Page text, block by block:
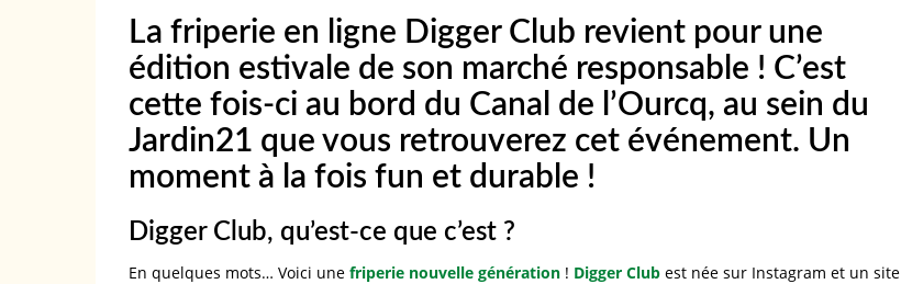
La friperie en ligne Digger Club revient pour une
édition estivale de son marché responsable ! C’est
cette fois-ci au bord du Canal de l’Ourcq, au sein du
Jardin21 que vous retrouverez cet événement. Un
moment à la fois fun et durable !
Digger Club, qu’est-ce que c’est ?
En quelques mots… Voici une friperie nouvelle génération ! Digger Club est née sur Instagram et un site